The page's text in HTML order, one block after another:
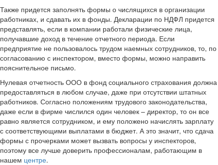
Также придется заполнять формы о числящихся в организации
работниках, и сдавать их в фонды. Декларации по НДФЛ придется
представлять, если в компании работали физические лица,
получавшие доход в течение отчетного периода. Если
предприятие не пользовалось трудом наемных сотрудников, то, по
согласованию с инспектором, вместо формы, можно направить
пояснительное письмо.
Нулевая отчетность ООО в фонд социального страхования должна
предоставляться в любом случае, даже при отсутствии штатных
работников. Согласно положениям трудового законодательства,
даже если в фирме числился один человек – директор, то он все
равно является сотрудником, и ему положено начислять зарплату
с соответствующими выплатами в бюджет. А это значит, что сдача
формы с прочерками может вызвать вопросы у инспекторов,
поэтому все лучше доверить профессионалам, работающим в
нашем центре.